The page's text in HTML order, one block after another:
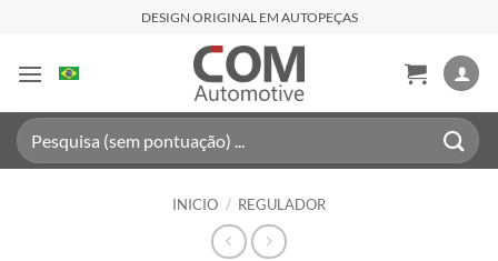
contenido
DESIGN ORIGINAL EM AUTOPEÇAS
Buscar
por:
INICIO / REGULADOR